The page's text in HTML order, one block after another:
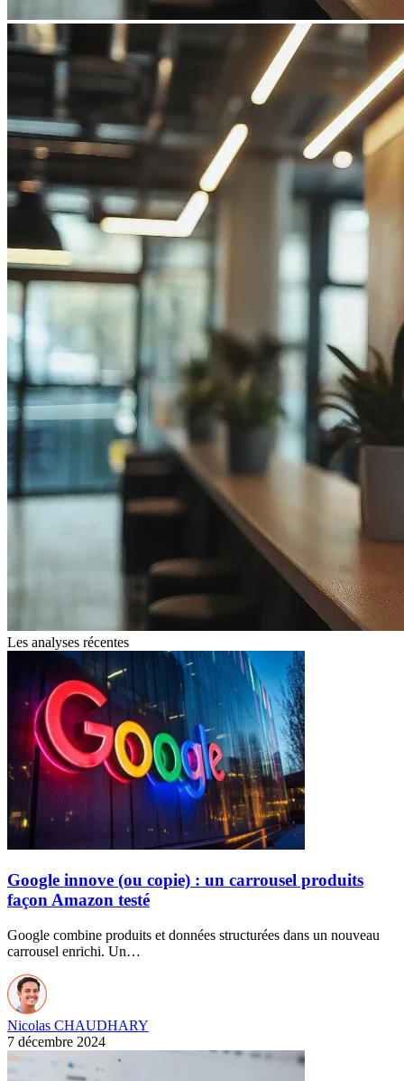
Les analyses récentes
Google innove (ou copie) : un carrousel produits
façon Amazon testé
Google combine produits et données structurées dans un nouveau
carrousel enrichi. Un…
Nicolas CHAUDHARY
7 décembre 2024